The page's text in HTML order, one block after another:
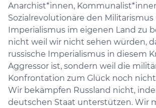
Anarchist*innen,
Sozialrevolutionäre den Militarismus
Imperialismus im eigenen Land zu
nicht weil wir nicht sehen würden,
russische Imperialismus in diesem
Aggressor ist, sondern weil die
Konfrontation zum Glück noch
Wir bekämpfen Russland nicht,
deutschen Staat unterstützen. Wir